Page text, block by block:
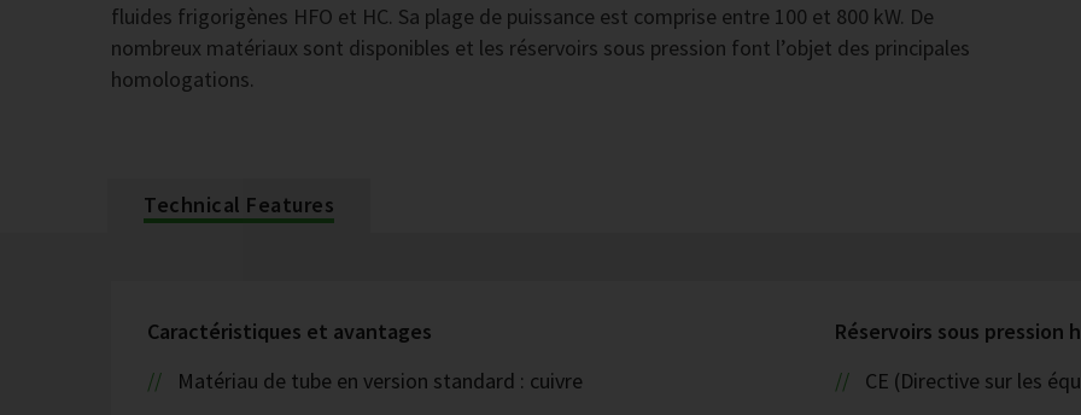
fluides frigorigènes HFO et HC. Sa plage de puissance est comprise entre 100 et 800 kW. De
nombreux matériaux sont disponibles et les réservoirs sous pression font l’objet des principales
homologations.
Technical Features
Caractéristiques et avantages
Matériau de tube en version standard : cuivre
Réservoirs sous pression
CE (Directive sur les